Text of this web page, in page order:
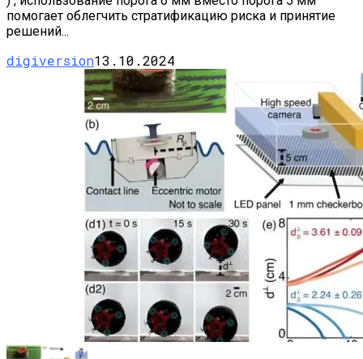
помогает облегчить стратификацию риска и принятие
решений...
digiversion13.10.2024